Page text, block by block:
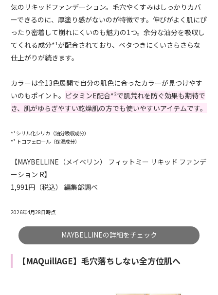
気のリキッドファンデーション。毛穴やくすみはしっかりカバ
ーできるのに、厚塗り感がないのが特徴です。伸びがよく肌にぴ
ったり密着して崩れにくいのも魅力の1つ。余分な油分を吸収し
てくれる成分*¹が配合されており、ベタつきにくいさらさらな
仕上がりが続きます。
カラーは全13色展開で自分の肌色に合ったカラーが見つけやす
いのもポイント。 ビタミンE配合*²で肌荒れを防ぐ効果も期待で
き、肌がゆらぎやすい乾燥肌の方でも使いやすいアイテムです。
*¹ シリル化シリカ（油分吸収成分）
*² トコフェロール（保湿成分）
【MAYBELLINE（メイベリン） フィットミー リキッド ファンデ
ーション R】
1,991円（税込） 編集部調べ
2026年4月28日時点
MAYBELLINEの詳細をチェック
【MAQuillAGE】毛穴落ちしない全方位肌へ